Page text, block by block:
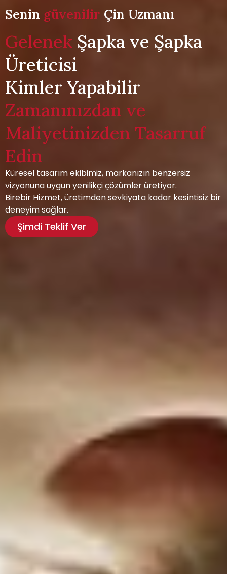
Senin güvenilir Çin Uzmanı
Gelenek Şapka ve Şapka
Üreticisi
Kimler Yapabilir
Zamanınızdan ve
Maliyetinizden Tasarruf
Edin
Küresel tasarım ekibimiz, markanızın benzersiz
vizyonuna uygun yenilikçi çözümler üretiyor.
Birebir Hizmet, üretimden sevkiyata kadar kesintisiz bir
deneyim sağlar.
Şimdi Teklif Ver